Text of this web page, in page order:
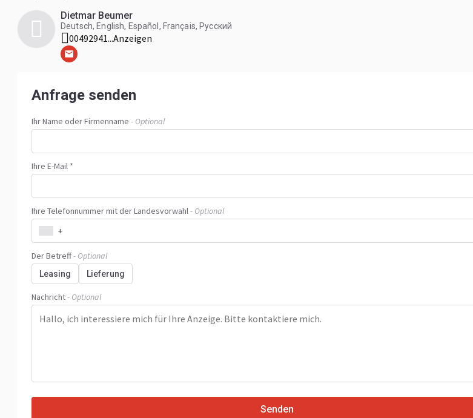
Dietmar Beumer
Deutsch, English, Español, Français, Русский
00492941...Anzeigen
Anfrage senden
Ihr Name oder Firmenname - Optional
Ihre E-Mail *
Ihre Telefonnummer mit der Landesvorwahl- Optional
+
Der Betreff- Optional
Leasing Lieferung
Nachricht- Optional
Senden